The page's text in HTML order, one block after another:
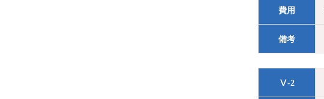
費用
備考
Ⅴ-2